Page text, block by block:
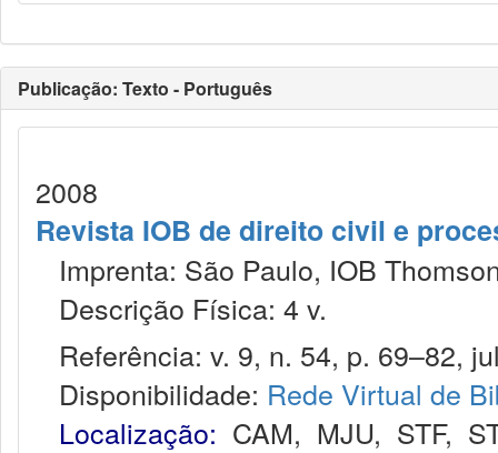
Publicação: Texto - Português
2008
Revista IOB de direito civil e
Imprenta: São Paulo, IOB
Descrição Física: 4 v.
Referência: v. 9, n. 54, p. 69–82,
Disponibilidade: Rede Virtual de
Localização: CAM, MJU, STF,